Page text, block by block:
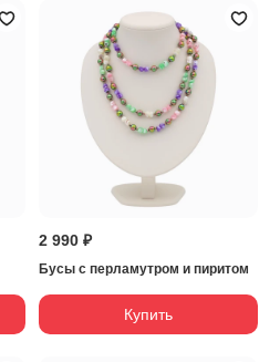
2 990 ₽
Бусы с перламутром и пиритом
Купить